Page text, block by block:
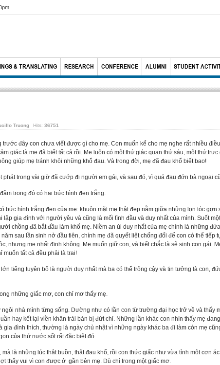
& TRANSLATING RESEARCH CONFERENCE ALUMNI STUDENT
Truong Hits: 36751
đây con chưa viết được gì cho mẹ. Con muốn kể cho mẹ nghe rất nhiều
giác là mẹ đã biết tất cả rồi. Mẹ luôn có một thứ giác quan thứ sáu, một thứ
giúp mẹ tránh khỏi những khổ đau. Và trong đời, mẹ đã đau khổ biết bao!
phát trong vài giờ đã cướp đi người em gái, và sau đó, vì quá đau đớn bà ngoại
trong đó có hai bức hình đen trắng.
bức hình trắng đen của mẹ: khuôn mặt mẹ thật đẹp nằm giữa những lọn tóc
gia đình với người yêu và cũng là mối tình đầu và duy nhất của mình. Suốt
chồng đã bắt đầu làm khổ mẹ. Niềm an ủi duy nhất của mẹ chính là những
sau lần sinh nở đầu tiên, chính mẹ đã quyết liệt chống đối để con có thể tiếp
nhưng mẹ nhất định không. Mẹ muốn giữ con, và biết chắc là sẽ sinh con gái.
muốn tất cả đều phải là trai!
tiếng tuyên bố là người duy nhất mà ba có thể trông cậy và tin tưởng là con,
những giấc mơ, con chỉ mơ thấy mẹ.
nhà mình từng sống. Dường như có lần con từ trường đại học trở về và thấy
hay kết lại viền khăn trải bàn bị đứt chỉ. Những lần khác con nhìn thấy mẹ
đình thích, thường là ngày chủ nhật vì những ngày khác ba đi làm còn mẹ
của thứ nước sốt rất đặc biệt đó.
là những lúc thật buồn, thật đau khổ, rồi con thức giấc như vừa tỉnh một cơn
thấy vui vì con được ở gần bên mẹ. Dù chỉ trong một giấc mơ.